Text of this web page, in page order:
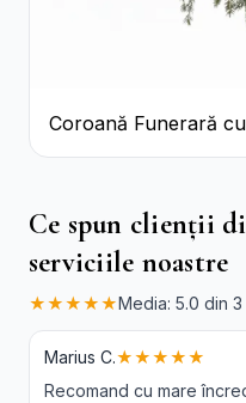
Coroană Funerară
Garoafe Albe
Ce spun clienții
serviciile noastre
★★★★★Media: 5.0 din
Marius C.★★★★★
Recomand cu mare